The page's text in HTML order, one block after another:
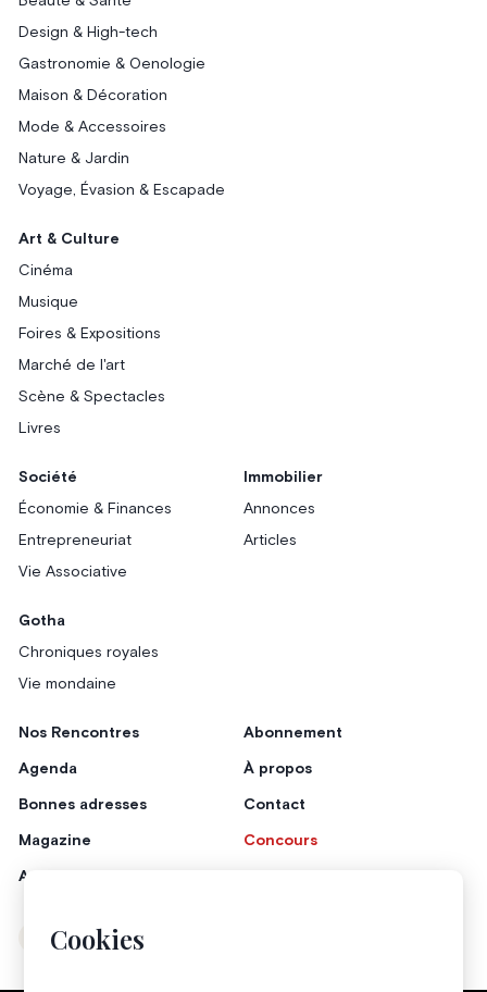
Cookies
Design & High-tech
Gastronomie & Oenologie
Maison & Décoration
Mode & Accessoires
Nature & Jardin
Voyage, Évasion & Escapade
Art & Culture
Cinéma
Musique
Foires & Expositions
Marché de l'art
Scène & Spectacles
Livres
Société
Économie & Finances
Entrepreneuriat
Vie Associative
Immobilier
Annonces
Articles
Gotha
Chroniques royales
Vie mondaine
Nos Rencontres
Agenda
Bonnes adresses
Magazine
Annonceurs
Abonnement
À propos
Contact
Concours
Instagram